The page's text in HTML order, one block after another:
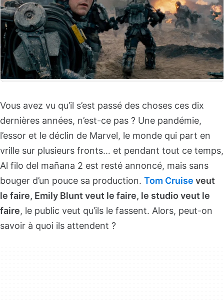
Vous avez vu qu’il s’est passé des choses ces dix
dernières années, n’est-ce pas ? Une pandémie,
l’essor et le déclin de Marvel, le monde qui part en
vrille sur plusieurs fronts… et pendant tout ce temps,
Al filo del mañana 2 est resté annoncé, mais sans
bouger d’un pouce sa production. Tom Cruise veut
le faire, Emily Blunt veut le faire, le studio veut le
faire, le public veut qu’ils le fassent. Alors, peut-on
savoir à quoi ils attendent ?